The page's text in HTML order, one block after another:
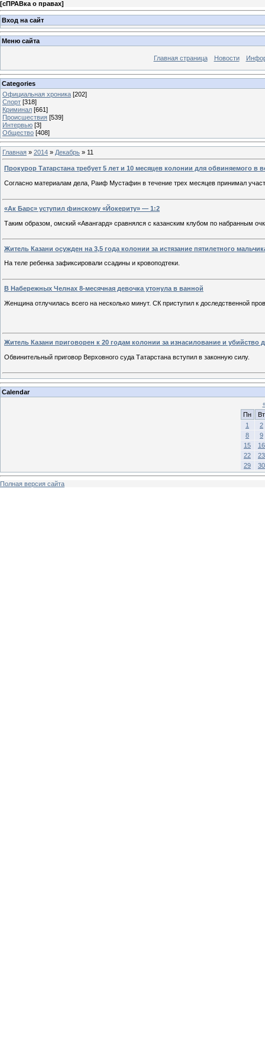
[сПРАВка о правах]
Вход на сайт
Меню сайта
Главная страница Новости
Categories
Официальная хроника [202]
Спорт [318]
Криминал [661]
Происшествия [539]
Интервью [3]
Общество [408]
Главная » 2014 » Декабрь » 11
Прокурор Татарстана требует 5 лет и 10 месяцев колонии для обвиняемого в
Согласно материалам дела, Раиф Мустафин в течение трех месяцев принимал
«Ак Барс» уступил финскому «Йокериту» — 1:2
Таким образом, омский «Авангард» сравнялся с казанским клубом по набранным
Житель Казани осужден на 3,5 года колонии за истязание пятилетного
На теле ребенка зафиксировали ссадины и кровоподтеки.
В Набережных Челнах 8-месячная девочка утонула в ванной
Женщина отлучилась всего на несколько минут. СК приступил к доследственной
Житель Казани приговорен к 20 годам колонии за изнасилование и убийство
Обвинительный приговор Верховного суда Татарстана вступил в законную силу.
Calendar
Пн
Вт
1
2
8
9
15
16
22
23
29
30
Полная версия сайта